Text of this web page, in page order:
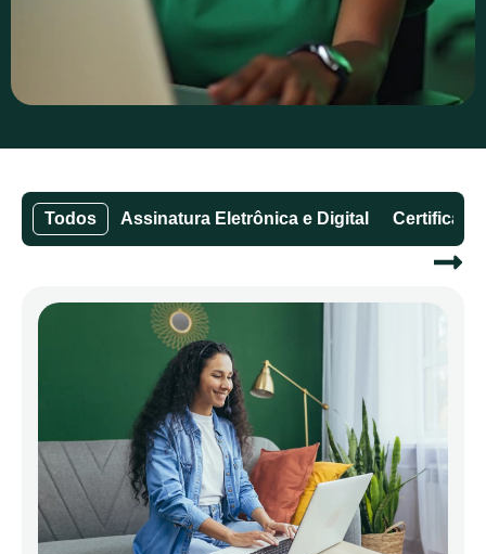
Assinatura Eletrônica e Digital
Todos